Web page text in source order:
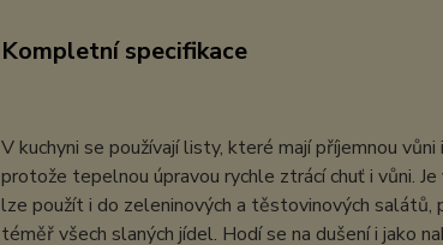
Kompletní specifikace
V kuchyni se používají listy, které mají příjemnou
protože tepelnou úpravou rychle ztrácí chuť i vůni.
lze použít i do zeleninových a těstovinových salátů,
téměř všech slaných jídel. Hodí se na dušení i jako